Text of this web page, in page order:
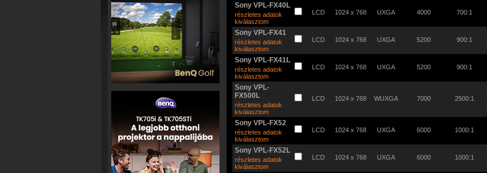
Sony VPL-FX40L
részletes adatok
kiválasztom
LCD 1024 x 768 UXGA 4000 700:1
Sony VPL-FX41
részletes adatok
kiválasztom
LCD 1024 x 768 UXGA 5200 900:1
Sony VPL-FX41L
részletes adatok
kiválasztom
LCD 1024 x 768 UXGA 5200 900:1
Sony VPL-
FX500L
részletes adatok
kiválasztom
LCD 1024 x 768 WUXGA 7000 2500:1
Sony VPL-FX52
részletes adatok
kiválasztom
LCD 1024 x 768 UXGA 6000 1000:1
Sony VPL-FX52L
részletes adatok
kiválasztom
LCD 1024 x 768 UXGA 6000 1000:1